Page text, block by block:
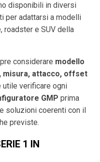
disponibili in diversi
per adattarsi a modelli
roadster e SUV della
considerare modello
misura, attacco, offset
utile verificare ogni
GMP prima
soluzioni coerenti con il
previste.
1 IN